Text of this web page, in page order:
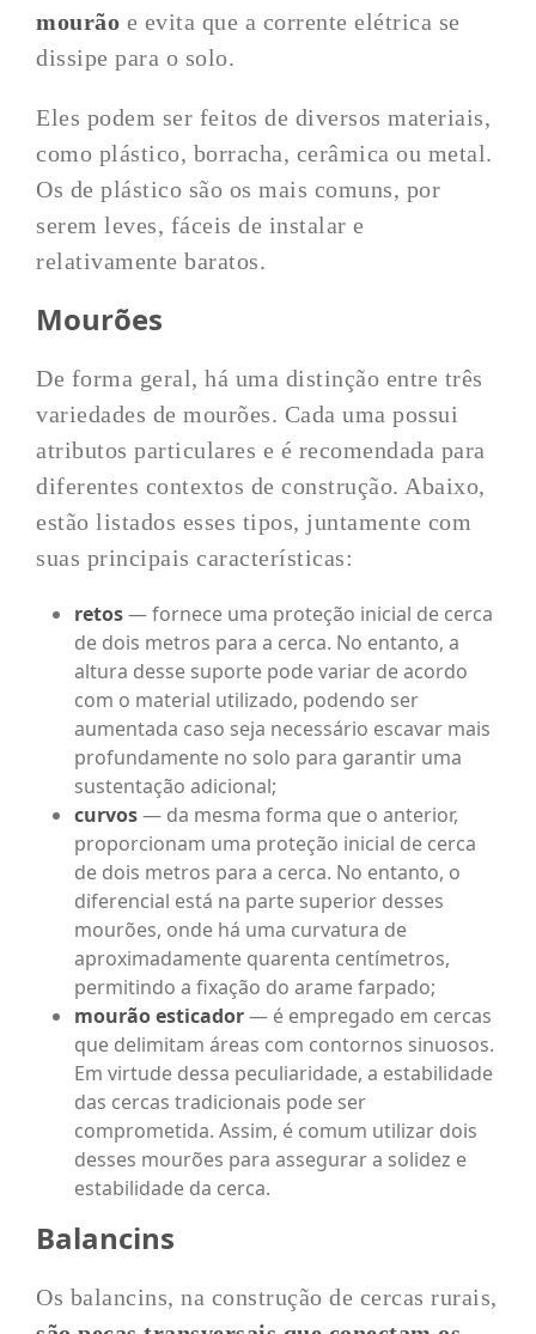
mourão e evita que a corrente elétrica se
dissipe para o solo.
Eles podem ser feitos de diversos materiais,
como plástico, borracha, cerâmica ou metal.
Os de plástico são os mais comuns, por
serem leves, fáceis de instalar e
relativamente baratos.
Mourões
De forma geral, há uma distinção entre três
variedades de mourões. Cada uma possui
atributos particulares e é recomendada para
diferentes contextos de construção. Abaixo,
estão listados esses tipos, juntamente com
suas principais características:
retos— fornece uma proteção inicial de cerca
de dois metros para a cerca. No entanto, a
altura desse suporte pode variar de acordo
com o material utilizado, podendo ser
aumentada caso seja necessário escavar mais
profundamente no solo para garantir uma
sustentação adicional;
curvos— da mesma forma que o anterior,
proporcionam uma proteção inicial de cerca
de dois metros para a cerca. No entanto, o
diferencial está na parte superior desses
mourões, onde há uma curvatura de
aproximadamente quarenta centímetros,
permitindo a fixação do arame farpado;
mourão esticador— é empregado em cercas
que delimitam áreas com contornos sinuosos.
Em virtude dessa peculiaridade, a estabilidade
das cercas tradicionais pode ser
comprometida. Assim, é comum utilizar dois
desses mourões para assegurar a solidez e
estabilidade da cerca.
Balancins
Os balancins, na construção de cercas rurais,